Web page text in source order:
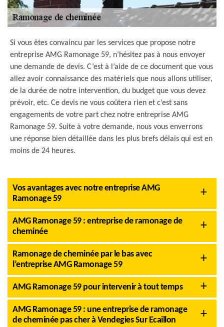
Si vous êtes convaincu par les services que propose notre
entreprise AMG Ramonage 59, n’hésitez pas à nous envoyer
une demande de devis. C’est à l’aide de ce document que vous
allez avoir connaissance des matériels que nous allons utiliser,
de la durée de notre intervention, du budget que vous devez
prévoir, etc. Ce devis ne vous coûtera rien et c’est sans
engagements de votre part chez notre entreprise AMG
Ramonage 59. Suite à votre demande, nous vous enverrons
une réponse bien détaillée dans les plus brefs délais qui est en
moins de 24 heures.
Vos avantages avec notre entreprise AMG
Ramonage 59
AMG Ramonage 59 : entreprise de ramonage de
cheminée
Ramonage de cheminée par le bas avec
l’entreprise AMG Ramonage 59
AMG Ramonage 59 pour intervenir à tout temps
AMG Ramonage 59 : une entreprise de ramonage
de cheminée pas cher à Vendegies Sur Ecaillon